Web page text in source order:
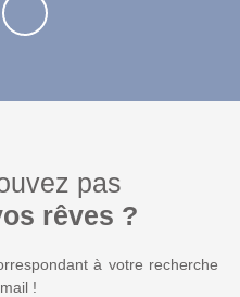
pas
rêves ?
à votre recherche
!